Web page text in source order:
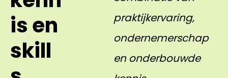
is en
skill
praktijkervaring,
ondernemerschap
en onderbouwde